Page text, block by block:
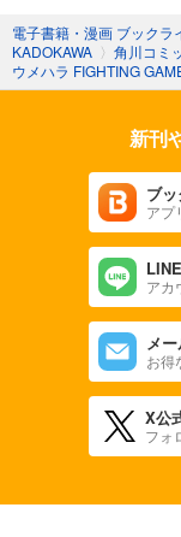
電子書籍・漫画 ブックラ
KADOKAWA 〉 角川コミ
ウメハラ FIGHTING
新刊
ブ
アプ
アカ
メ
お得
X公
フォ